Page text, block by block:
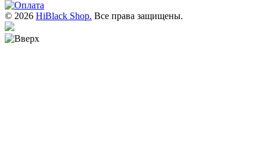
© 2026 HiBlack Shop. Все права защищены.